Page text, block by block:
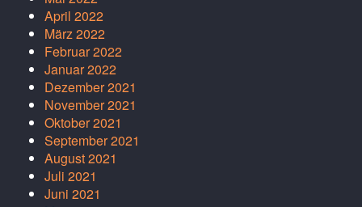
April 2022
März 2022
Februar 2022
Januar 2022
Dezember 2021
November 2021
Oktober 2021
September 2021
August 2021
Juli 2021
Juni 2021